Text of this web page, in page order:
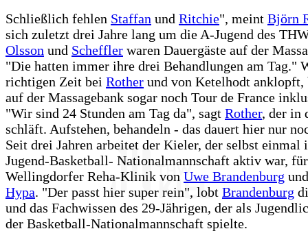
Schließlich fehlen Staffan und Ritchie", meint Björn
sich zuletzt drei Jahre lang um die A-Jugend des
Olsson und Scheffler waren Dauergäste auf der
"Die hatten immer ihre drei Behandlungen am Tag."
richtigen Zeit bei Rother und von Ketelhodt anklopft,
auf der Massagebank sogar noch Tour de France
"Wir sind 24 Stunden am Tag da", sagt Rother, der in
schläft. Aufstehen, behandeln - das dauert hier nur
Seit drei Jahren arbeitet der Kieler, der selbst einmal
Jugend-Basketball- Nationalmannschaft aktiv war,
Wellingdorfer Reha-Klinik von Uwe Brandenburg
Hypa. "Der passt hier super rein", lobt Brandenburg
und das Fachwissen des 29-Jährigen, der als
der Basketball-Nationalmannschaft spielte.